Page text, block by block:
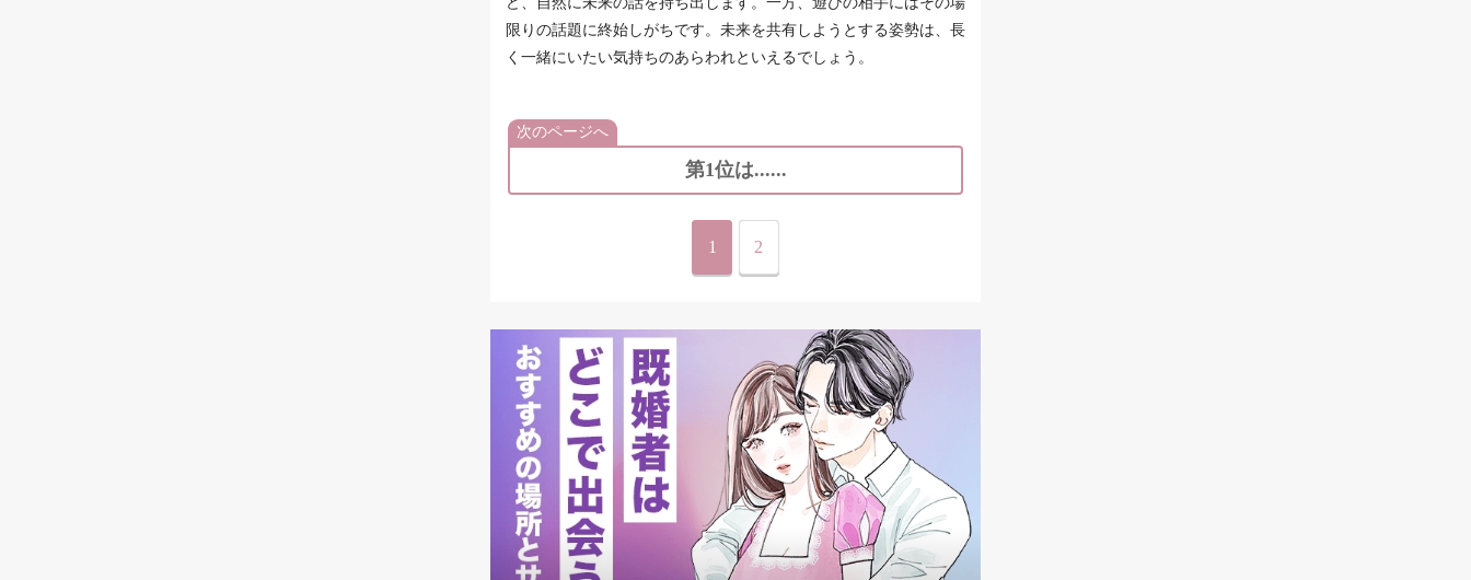
限りの話題に終始しがちです。未来を共有しようとする姿勢は、長
く一緒にいたい気持ちのあらわれといえるでしょう。
次のページへ
第1位は......
1 2